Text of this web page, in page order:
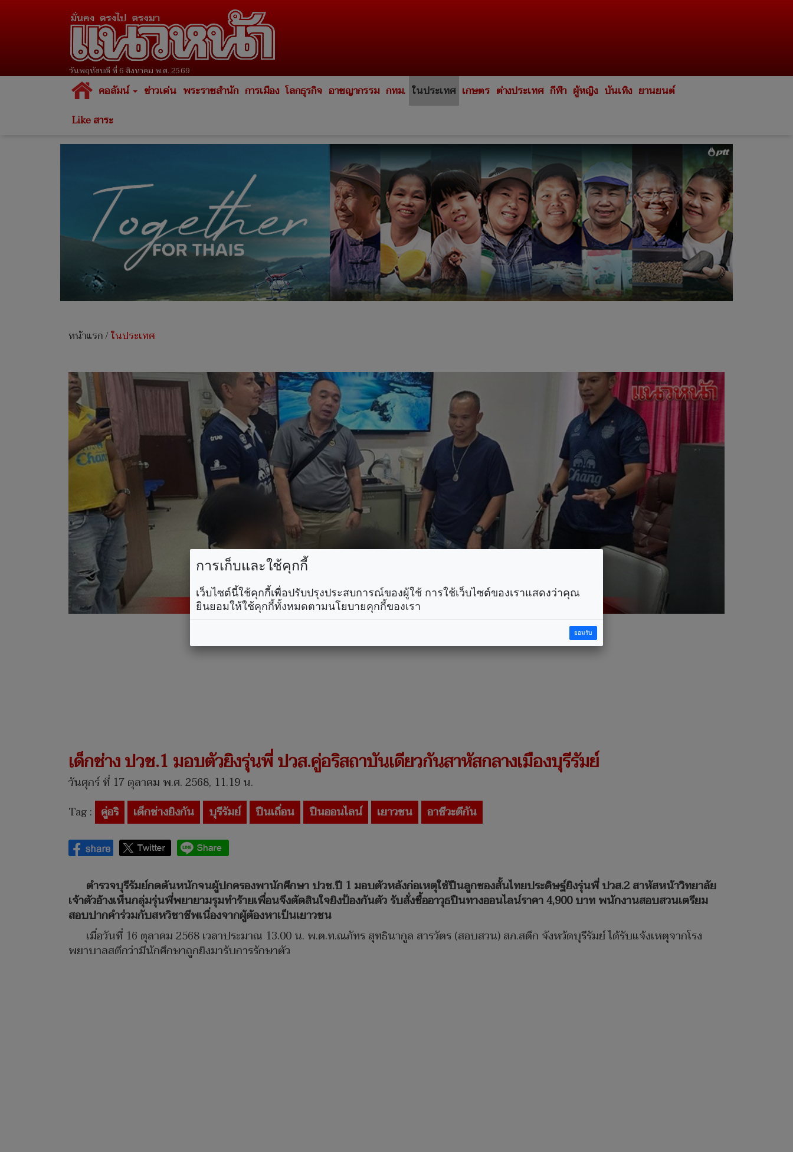
วันพฤหัสบดี ที่ 6 สิงหาคม พ.ศ. 2569
คอลัมน์ ข่าวเด่น พระราชสำนัก การเมือง โลกธุรกิจ อาชญากรรม กทม. ในประเทศ เกษตร ต่างประเทศ กีฬา ผู้หญิง บันเทิง ยานยนต์
Like สาระ
หน้าแรก/ในประเทศ
เด็กช่าง ปวช.1 มอบตัวยิงรุ่นพี่ ปวส.คู่อริสถาบันเดียวกันสาหัสกลางเมืองบุรีรัมย์
วันศุกร์ ที่ 17 ตุลาคม พ.ศ. 2568, 11.19 น.
Tag : คู่อริ เด็กช่างยิงกัน บุรีรัมย์ ปืนเถื่อน ปืนออนไลน์ เยาวชน อาชีวะตีกัน
ตำรวจบุรีรัมย์กดดันหนักจนผู้ปกครองพานักศึกษา ปวช.ปี 1 มอบตัวหลังก่อเหตุใช้ปืนลูกซองสั้นไทยประดิษฐ์ยิงรุ่นพี่ ปวส.2 สาหัสหน้าวิทยาลัย
เจ้าตัวอ้างเห็นกลุ่มรุ่นพี่พยายามรุมทำร้ายเพื่อนจึงตัดสินใจยิงป้องกันตัว รับสั่งซื้ออาวุธปืนทางออนไลน์ราคา 4,900 บาท พนักงานสอบสวนเตรียม
สอบปากคำร่วมกับสหวิชาชีพเนื่องจากผู้ต้องหาเป็นเยาวชน
เมื่อวันที่ 16 ตุลาคม 2568 เวลาประมาณ 13.00 น. พ.ต.ท.ณภัทร สุทธินากูล สารวัตร (สอบสวน) สภ.สตึก จังหวัดบุรีรัมย์ ได้รับแจ้งเหตุจากโรง
พยาบาลสตึกว่ามีนักศึกษาถูกยิงมารับการรักษาตัว
การเก็บและใช้คุกกี้
เว็บไซต์นี้ใช้คุกกี้เพื่อปรับปรุงประสบการณ์ของผู้ใช้ การใช้เว็บไซต์ของเราแสดงว่าคุณ
ยินยอมให้ใช้คุกกี้ทั้งหมดตามนโยบายคุกกี้ของเรา
ยอมรับ